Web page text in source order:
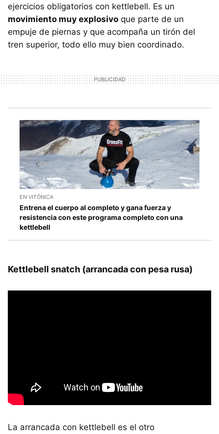
ejercicios obligatorios con kettlebell. Es un
movimiento muy explosivo que parte de un
empuje de piernas y que acompaña un tirón del
tren superior, todo ello muy bien coordinado.
EN VITÓNICA
Entrena el cuerpo al completo y gana fuerza y
resistencia con este programa completo con una
kettlebell
Kettlebell snatch (arrancada con pesa rusa)
La arrancada con kettlebell es el otro